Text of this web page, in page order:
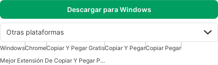
Descargar para Windows
Otras plataformas
WindowsChromeCopiar Y Pegar GratisCopiar Y PegarCopiar Pegar
Mejor Extensión De Copiar Y Pegar Para Chrome